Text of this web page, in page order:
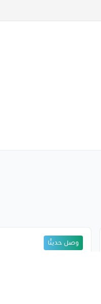
وصل حديثًا